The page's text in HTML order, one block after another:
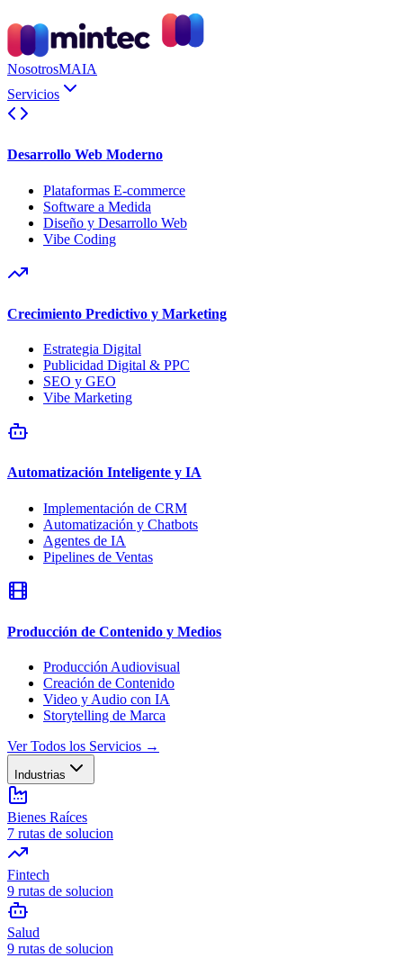
NosotrosMAIA
Servicios
Desarrollo Web Moderno
Plataformas E-commerce
Software a Medida
Diseño y Desarrollo Web
Vibe Coding
Crecimiento Predictivo y Marketing
Estrategia Digital
Publicidad Digital & PPC
SEO y GEO
Vibe Marketing
Automatización Inteligente y IA
Implementación de CRM
Automatización y Chatbots
Agentes de IA
Pipelines de Ventas
Producción de Contenido y Medios
Producción Audiovisual
Creación de Contenido
Video y Audio con IA
Storytelling de Marca
Ver Todos los Servicios →
Industrias
Bienes Raíces
7 rutas de solucion
Fintech
9 rutas de solucion
Salud
9 rutas de solucion